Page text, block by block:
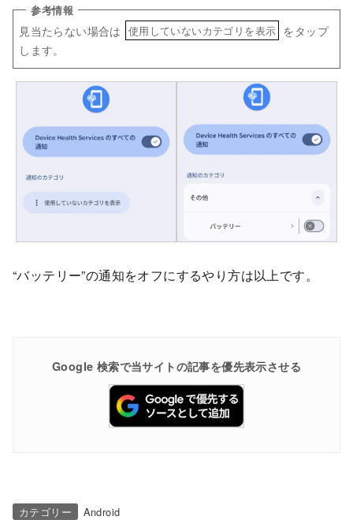
見当たらない場合は 使用していないカテゴリを表示 をタップ
します。
“バッテリー”の通知をオフにするやり方は以上です。
Google 検索で当サイトの記事を優先表示させる
カテゴリー
Android